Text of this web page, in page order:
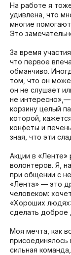
На работе я
удивлена, что
многие
Это
За время
что первое
обманчиво.
том, что он
он не слушает
не
корзину целый
которой,
конфеты и
зная, что эти
Акции в
волонтеров. Я,
при общении с
«Лента» — это
человеком:
«Хороших
сделать доброе
Моя мечта, как
сильная